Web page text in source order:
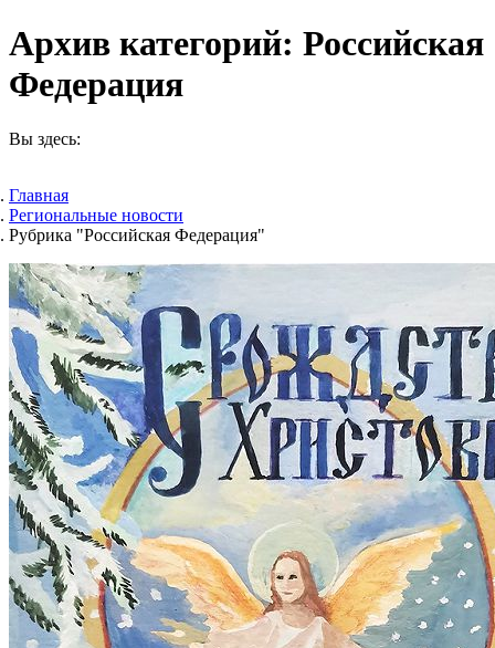
Архив категорий: Российская
Федерация
Вы здесь:
Главная
Pегиональные новости
Рубрика "Российская Федерация"